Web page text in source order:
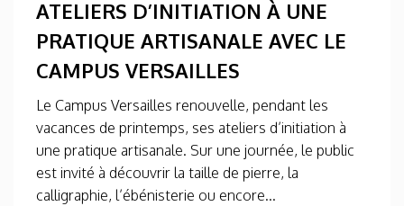
ATELIERS D’INITIATION À UNE
PRATIQUE ARTISANALE AVEC LE
CAMPUS VERSAILLES
Le Campus Versailles renouvelle, pendant les
vacances de printemps, ses ateliers d’initiation à
une pratique artisanale. Sur une journée, le public
est invité à découvrir la taille de pierre, la
calligraphie, l’ébénisterie ou encore...